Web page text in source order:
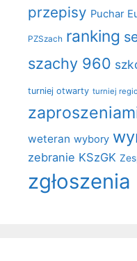
przepisy Puchar
PZSzach ranking
szachy 960
turniej otwarty turniej
weteran wybory
zebranie KSzGK
zgłoszenia